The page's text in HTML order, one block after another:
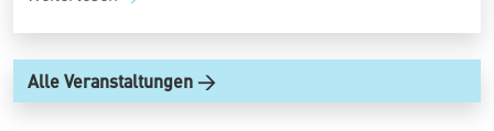
Alle Veranstaltungen